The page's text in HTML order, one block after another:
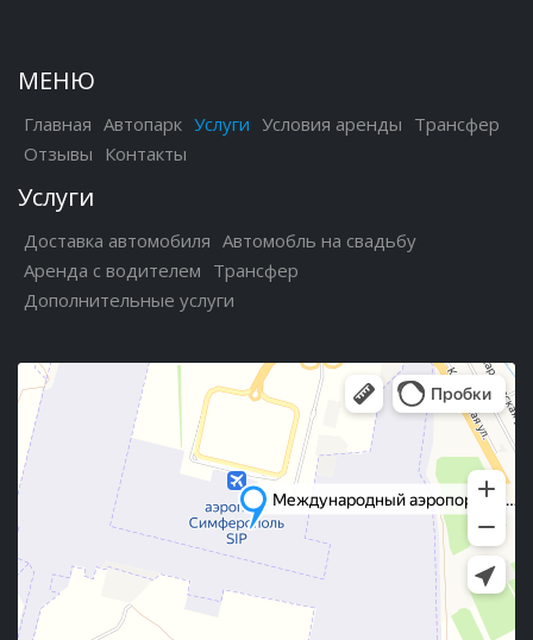
МЕНЮ
Главная Автопарк Услуги Условия аренды Трансфер
Отзывы Контакты
Услуги
Доставка автомобиля Автомобль на свадьбу
Аренда с водителем Трансфер
Дополнительные услуги